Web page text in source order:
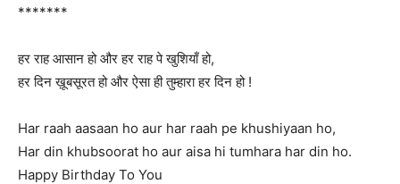
*******
हर राह आसान हो और हर राह पे खुशियाँ हो,
हर दिन ख़ूबसूरत हो और ऐसा ही तुम्हारा हर दिन हो !
Har raah aasaan ho aur har raah pe khushiyaan ho,
Har din khubsoorat ho aur aisa hi tumhara har din ho.
Happy Birthday To You